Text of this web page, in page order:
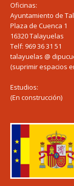
Oficinas:
Ayuntamiento de
Plaza de Cuenca 1
16320 Talayuelas
Telf: 969 36 31 51
talayuelas @
(suprimir espacios
Estudios:
(En construcción)